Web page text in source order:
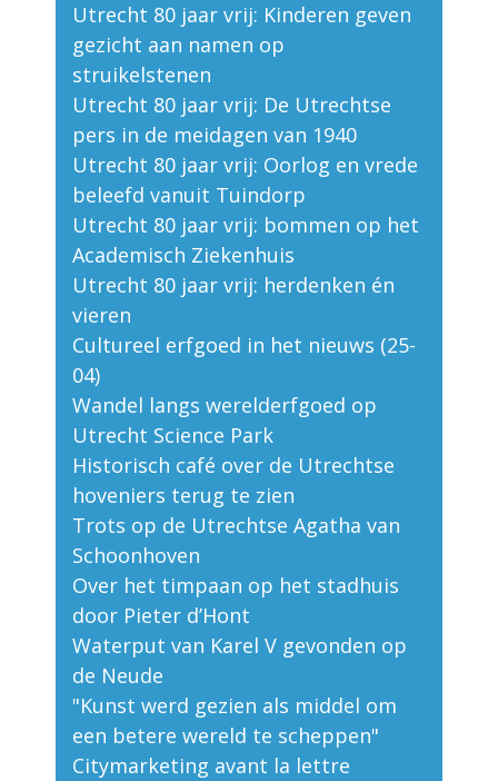
Utrecht 80 jaar vrij: Kinderen geven
gezicht aan namen op
struikelstenen
Utrecht 80 jaar vrij: De Utrechtse
pers in de meidagen van 1940
Utrecht 80 jaar vrij: Oorlog en vrede
beleefd vanuit Tuindorp
Utrecht 80 jaar vrij: bommen op het
Academisch Ziekenhuis
Utrecht 80 jaar vrij: herdenken én
vieren
Cultureel erfgoed in het nieuws (25-
04)
Wandel langs werelderfgoed op
Utrecht Science Park
Historisch café over de Utrechtse
hoveniers terug te zien
Trots op de Utrechtse Agatha van
Schoonhoven
Over het timpaan op het stadhuis
door Pieter d’Hont
Waterput van Karel V gevonden op
de Neude
"Kunst werd gezien als middel om
een betere wereld te scheppen"
Citymarketing avant la lettre